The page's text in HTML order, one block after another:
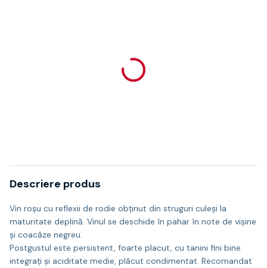
Descriere produs
Vin roşu cu reflexii de rodie obţinut din struguri culeşi la
maturitate deplină. Vinul se deschide în pahar în note de vişine
şi coacăze negreu.
Postgustul este persistent, foarte placut, cu tanini fini bine
integraţi şi aciditate medie, plăcut condimentat. Recomandat